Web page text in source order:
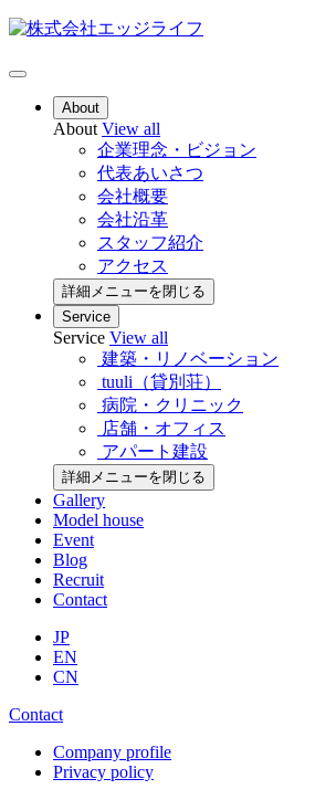
About
About View all
企業理念・ビジョン
代表あいさつ
会社概要
会社沿革
スタッフ紹介
アクセス
詳細メニューを閉じる
Service
Service View all
建築・リノベーション
tuuli（貸別荘）
病院・クリニック
店舗・オフィス
アパート建設
詳細メニューを閉じる
Gallery
Model house
Event
Blog
Recruit
Contact
JP
EN
CN
Contact
Company profile
Privacy policy